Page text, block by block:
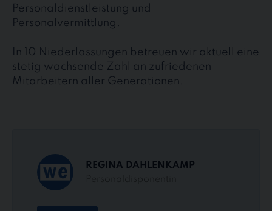
Personaldienstleistung und
Personalvermittlung.
In 10 Niederlassungen betreuen wir aktuell eine
stetig wachsende Zahl an zufriedenen
Mitarbeitern aller Generationen.
REGINA DAHLENKAMP